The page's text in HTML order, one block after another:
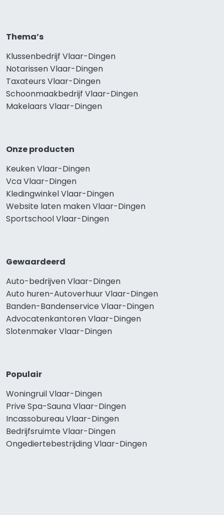
Thema’s
Klussenbedrijf Vlaar-Dingen
Notarissen Vlaar-Dingen
Taxateurs Vlaar-Dingen
Schoonmaakbedrijf Vlaar-Dingen
Makelaars Vlaar-Dingen
Onze producten
Keuken Vlaar-Dingen
Vca Vlaar-Dingen
Kledingwinkel Vlaar-Dingen
Website laten maken Vlaar-Dingen
Sportschool Vlaar-Dingen
Gewaardeerd
Auto-bedrijven Vlaar-Dingen
Auto huren-Autoverhuur Vlaar-Dingen
Banden-Bandenservice Vlaar-Dingen
Advocatenkantoren Vlaar-Dingen
Slotenmaker Vlaar-Dingen
Populair
Woningruil Vlaar-Dingen
Prive Spa-Sauna Vlaar-Dingen
Incassobureau Vlaar-Dingen
Bedrijfsruimte Vlaar-Dingen
Ongediertebestrijding Vlaar-Dingen